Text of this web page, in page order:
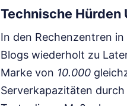
Technische
In den Rechenzentren
Blogs wiederholt zu
Marke von 10.000
Serverkapazitäten